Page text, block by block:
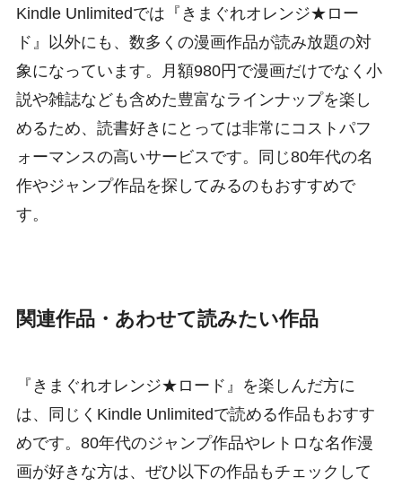
Kindle Unlimitedでは『きまぐれオレンジ★ロー
ド』以外にも、数多くの漫画作品が読み放題の対
象になっています。月額980円で漫画だけでなく小
説や雑誌なども含めた豊富なラインナップを楽し
めるため、読書好きにとっては非常にコストパフ
ォーマンスの高いサービスです。同じ80年代の名
作やジャンプ作品を探してみるのもおすすめで
す。
関連作品・あわせて読みたい作品
『きまぐれオレンジ★ロード』を楽しんだ方に
は、同じくKindle Unlimitedで読める作品もおすす
めです。80年代のジャンプ作品やレトロな名作漫
画が好きな方は、ぜひ以下の作品もチェックして